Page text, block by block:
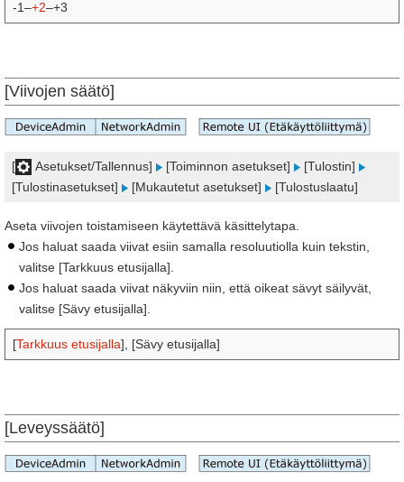
-1–+2–+3
[Viivojen säätö]
[ Asetukset/Tallennus] [Toiminnon asetukset]
[Tulostin]
[Tulostinasetukset]
[Mukautetut asetukset] [Tulostuslaatu]
Aseta viivojen toistamiseen käytettävä käsittelytapa.
Jos haluat saada viivat esiin samalla resoluutiolla kuin tekstin,
valitse [Tarkkuus etusijalla].
Jos haluat saada viivat näkyviin niin, että oikeat sävyt säilyvät,
valitse [Sävy etusijalla].
[Tarkkuus etusijalla], [Sävy etusijalla]
[Leveyssäätö]